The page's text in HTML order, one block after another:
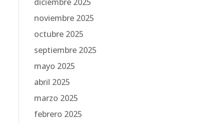
noviembre 2025
octubre 2025
septiembre 2025
mayo 2025
abril 2025
marzo 2025
febrero 2025